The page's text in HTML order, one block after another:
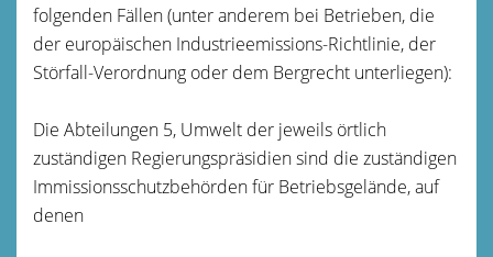
folgenden Fällen (unter anderem bei Betrieben, die
der europäischen Industrieemissions-Richtlinie, der
Störfall-Verordnung oder dem Bergrecht unterliegen):
Die Abteilungen 5, Umwelt der jeweils örtlich
zuständigen Regierungspräsidien sind die zuständigen
Immissionsschutzbehörden für Betriebsgelände, auf
denen